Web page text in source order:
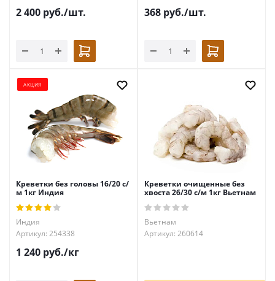
2 400 руб./шт. 368 руб./шт.
АКЦИЯ
Креветки без головы 16/20 с/
м 1кг Индия
Индия
Артикул: 254338
1 240 руб./кг
Креветки очищенные без
хвоста 26/30 с/м 1кг Вьетнам
Вьетнам
Артикул: 260614